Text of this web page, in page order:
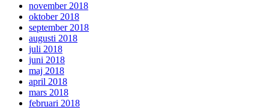
november 2018
oktober 2018
september 2018
augusti 2018
juli 2018
juni 2018
maj 2018
april 2018
mars 2018
februari 2018